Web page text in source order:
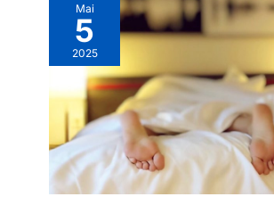
Mai
5
2025